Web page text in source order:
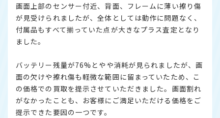
画面上部のセンサー付近、背面、フレームに薄い擦り傷
が見受けられましたが、全体としては動作に問題なく、
付属品もすべて揃っていた点が大きなプラス査定となり
ました。
バッテリー残量が76%とやや消耗が見られましたが、画
面の欠けや擦れ傷も軽微な範囲に留まっていたため、こ
の価格での買取を提示させていただきました。画面割れ
がなかったことも、お客様にご満足いただける価格をご
提示できた要因の一つです。